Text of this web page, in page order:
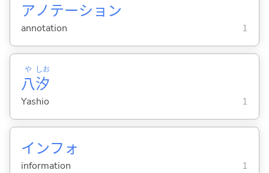
アノテーション
annotation 1
八
や
汐
しお
Yashio 1
インフォ
information 1